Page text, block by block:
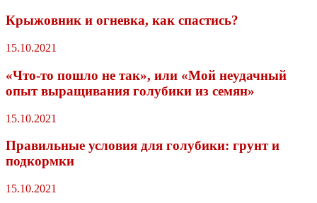
Крыжовник и огневка, как спастись?
15.10.2021
«Что-то пошло не так», или «Мой неудачный
опыт выращивания голубики из семян»
15.10.2021
Правильные условия для голубики: грунт и
подкормки
15.10.2021